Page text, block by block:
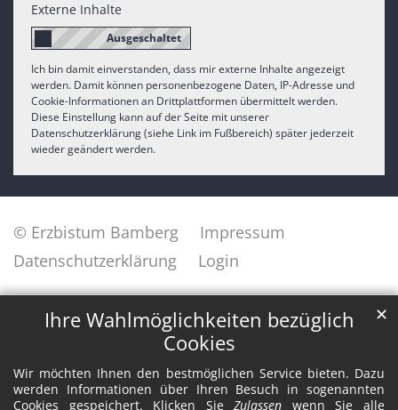
Ihre Wahlmöglichkeiten bezüglich
Cookies
Wir möchten Ihnen den bestmöglichen Service bieten. Dazu
werden Informationen über Ihren Besuch in sogenannten
Cookies gespeichert. Klicken SieZulassen wenn Sie alle
✕
Externe Inhalte
Ich bin damit einverstanden, dass mir externe Inhalte angezeigt
werden. Damit können personenbezogene Daten, IP-Adresse und
Cookie-Informationen an Drittplattformen übermittelt werden.
Diese Einstellung kann auf der Seite mit unserer
Datenschutzerklärung (siehe Link im Fußbereich) später jederzeit
wieder geändert werden.
© Erzbistum Bamberg
Impressum
Datenschutzerklärung
Login